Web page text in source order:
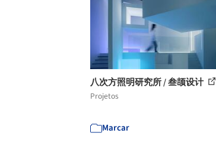
八次方照明研究所 / 叁颉设计
Projetos
Marcar